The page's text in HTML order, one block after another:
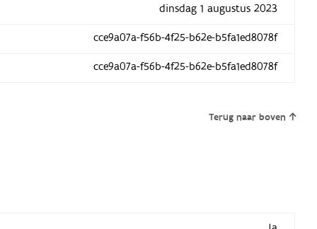
dinsdag 1 augustus 2023
cce9a07a-f56b-4f25-b62e-b5fa1ed8078f
cce9a07a-f56b-4f25-b62e-b5fa1ed8078f
Terug naar boven